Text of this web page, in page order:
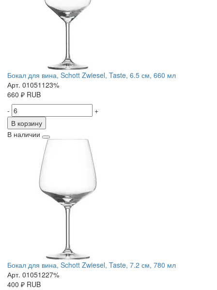
Бокал для вина, Schott Zwiesel, Taste, 6.5 см, 660 мл
Арт. 01051123%
660 ₽ RUB
-
+
В корзину
В наличии
Бокал для вина, Schott Zwiesel, Taste, 7.2 см, 780 мл
Арт. 01051227%
400 ₽ RUB